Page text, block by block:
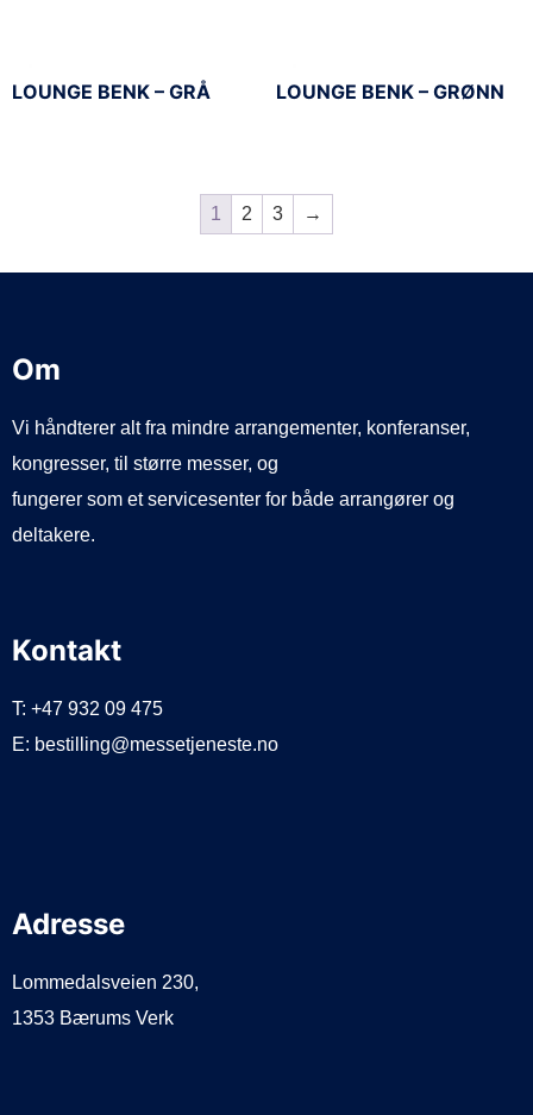
LOUNGE BENK – GRÅ LOUNGE BENK – GRØNN
1 2 3 →
Om
Vi håndterer alt fra mindre arrangementer, konferanser,
kongresser, til større messer, og
fungerer som et servicesenter for både arrangører og
deltakere.
Kontakt
T: +47 932 09 475
E: bestilling@messetjeneste.no
Adresse
Lommedalsveien 230,
1353 Bærums Verk